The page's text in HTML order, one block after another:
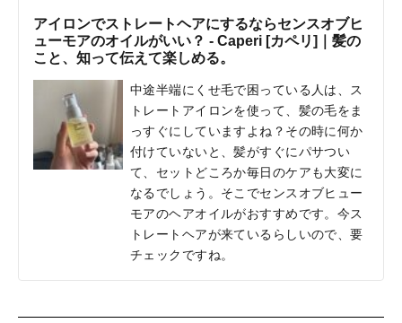
アイロンでストレートヘアにするならセンスオブヒ
ューモアのオイルがいい？ - Caperi [カペリ]｜髪の
こと、知って伝えて楽しめる。
中途半端にくせ毛で困っている人は、ス
トレートアイロンを使って、髪の毛をま
っすぐにしていますよね？その時に何か
付けていないと、髪がすぐにパサつい
て、セットどころか毎日のケアも大変に
なるでしょう。そこでセンスオブヒュー
モアのヘアオイルがおすすめです。今ス
トレートヘアが来ているらしいので、要
チェックですね。